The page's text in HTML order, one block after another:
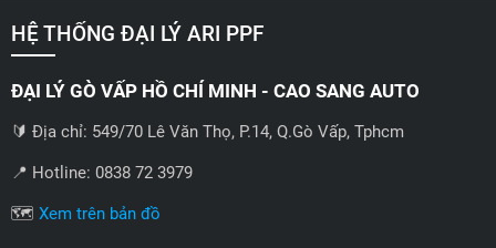
HỆ THỐNG ĐẠI LÝ ARI PPF
ĐẠI LÝ GÒ VẤP HỒ CHÍ MINH - CAO SANG AUTO
🔰 Địa chỉ: 549/70 Lê Văn Thọ, P.14, Q.Gò Vấp, Tphcm
📍 Hotline: 0838 72 3979
🗺️ Xem trên bản đồ